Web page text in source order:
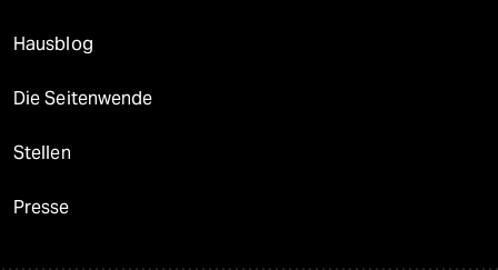
Hausblog
Die Seitenwende
Stellen
Presse